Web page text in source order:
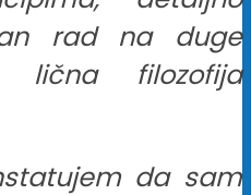
rad na duge
filozofija
da sam